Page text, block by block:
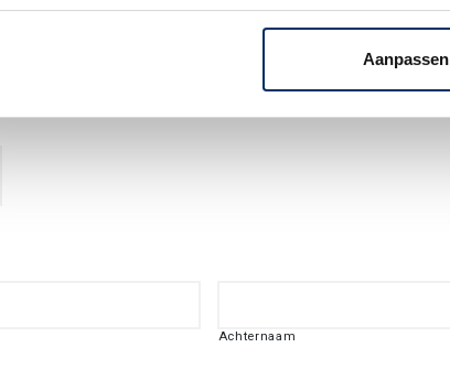
Aanpassen
Achternaam